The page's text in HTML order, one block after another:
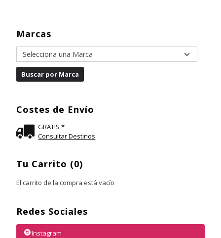
Marcas
Costes de Envío
GRATIS *
Consultar Destinos
Tu Carrito (0)
El carrito de la compra está vacío
Redes Sociales
Instagram